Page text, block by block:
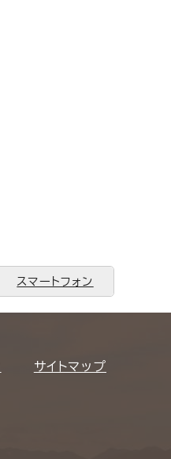
スマートフォン
サイトマップ